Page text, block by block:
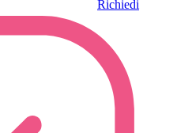
Richiedi